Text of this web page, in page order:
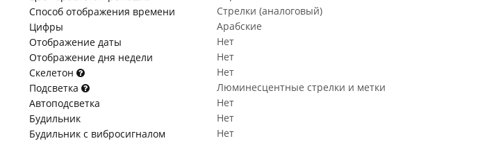
Способ отображения времени
Стрелки (аналоговый)
Цифры
Арабские
Отображение даты
Нет
Отображение дня недели
Нет
Скелетон
Нет
Подсветка
Люминесцентные стрелки и метки
Автоподсветка
Нет
Будильник
Нет
Будильник с вибросигналом
Нет